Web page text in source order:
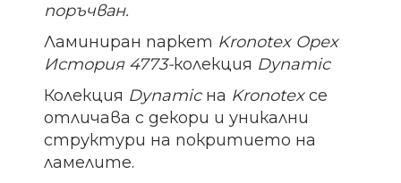
поръчван.
Ламиниран паркет Kronotex Орех
История 4773-колекция Dynamic
Колекция Dynamicна Kronotexсе
отличава с декори и уникални
структури на покритието на
ламелите.